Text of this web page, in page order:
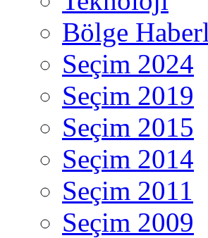
Bölge
Seçim 2024
Seçim 2019
Seçim 2015
Seçim 2014
Seçim 2011
Seçim 2009